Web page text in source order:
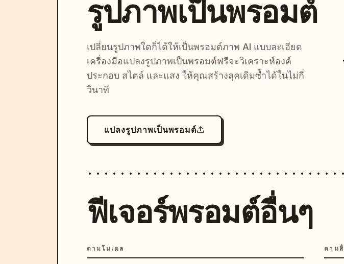
รูปภาพเป็นพรอมต์
เปลี่ยนรูปภาพใดก็ได้ให้เป็นพรอมต์ภาพ AI แบบละเอียด
เครื่องมือแปลงรูปภาพเป็นพรอมต์ฟรีจะวิเคราะห์องค์
ประกอบ สไตล์ และแสง ให้คุณสร้างลุคเดิมซ้ำได้ในไม่กี่
วินาที
แปลงรูปภาพเป็นพรอมต์
ฟีเจอร์พรอมต์อื่นๆ
ตามโมเดล ตาม